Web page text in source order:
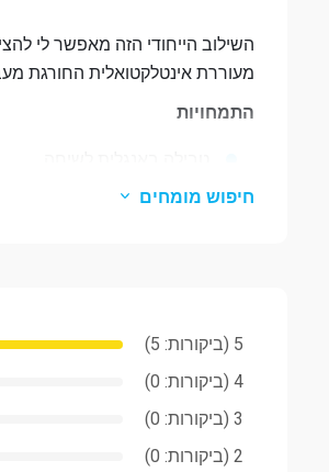
השילוב הייחודי הזה מאפשר לי
מעוררת אינטלקטואלית החורגת
התמחויות
הוראת דקדוק מקיפה
תקשורת בין-תרבותית
אנגלית לפיתוח מקצועי
הגייה וחידוד מבטא
מיומנויות דיבור והצגה בפני
חיפוש מומחים
5 (ביקורות: 5)
4 (ביקורות: 0)
3 (ביקורות: 0)
2 (ביקורות: 0)